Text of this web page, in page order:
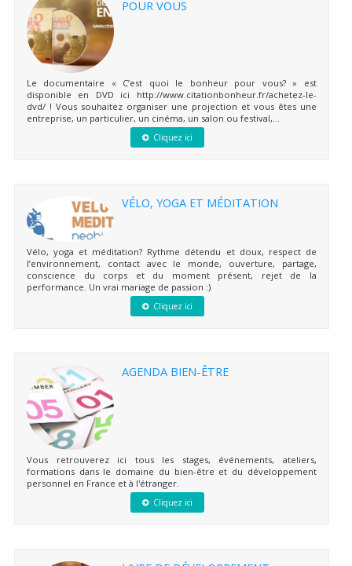
POUR VOUS
Le documentaire « C’est quoi le bonheur pour vous? » est
disponible en DVD ici http://www.citationbonheur.fr/achetez-le-
dvd/ ! Vous souhaitez organiser une projection et vous êtes une
entreprise, un particulier, un cinéma, un salon ou festival,...
Cliquez ici
VÉLO, YOGA ET MÉDITATION
Vélo, yoga et méditation? Rythme détendu et doux, respect de
l’environnement, contact avec le monde, ouverture, partage,
conscience du corps et du moment présent, rejet de la
performance. Un vrai mariage de passion :)
Cliquez ici
AGENDA BIEN-ÊTRE
Vous retrouverez ici tous les stages, événements, ateliers,
formations dans le domaine du bien-être et du développement
personnel en France et à l'étranger.
Cliquez ici